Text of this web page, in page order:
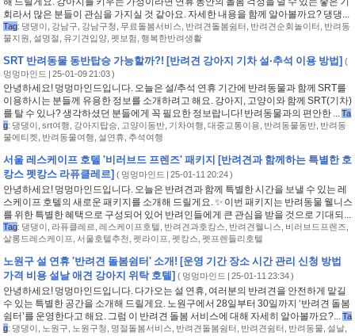
회라서 많은 분들이 관심을 가지실 것 같아요. 자세한 내용을 함께 알아볼까요? 댕댕...
Tag: 댕댕이 강남구 강남구청 무료돌봄서비스 반려견돌봄쉼터 반려견순회놀이터 반려동
물지원 설명절 유기견입양, 펫보험 행복한반려생활
SRT 반려동물 동반탑승 가능할까?! [반려견 강아지 기차 설·추석 이용 방법] (
멍멍마인드 | 25-01-09 21:03 )
안녕하세요! 멍멍마인드입니다. 오늘은 설/추석 연휴 기간에 반려동물과 함께 SRT를
이용하시는 분들께 유용한 정보를 소개하려고 해요. 강아지, 고양이와 함께 SRT(기차)
를 탈 수 있나? 생각하셨던 분들에게 꼭 필요한 정보랍니다! 반려동물과의 편안한 ...Ta
g: 댕댕이 srt여행 강아지탑승 고양이동반, 기차여행 대중교통이용 반려동물동반, 반려동
물에티켓 반려동물여행 설연휴 추석여행
서울 레스케이프 호텔 '비러브드 프렌즈' 패키지 [반려견과 함께하는 특별한 호
캉스 펫캉스 라퓨클레르] ( 멍멍마인드 | 25-01-11 20:24 )
안녕하세요! 멍멍마인드입니다. 오늘은 반려견과 함께 특별한 시간을 보낼 수 있는 레
스케이프 호텔의 새로운 패키지를 소개해 드릴게요. ✨ 이번 패키지는 반려동물 웰니스
를 위한 특별한 혜택으로 구성되어 있어 반려인들에게 큰 관심을 받을 것으로 기대되...
Tag: 댕댕이 라퓨클레르 레스케이프호텔 반려견과호캉스 반려견웰니스 비러브드프렌즈
살롱드레스케이프 서울호텔추천 펫라이프 펫캉스 펫프렌들리호텔
노원구 설 연휴 '반려견 돌봄쉼터' 소개! [운영 기간 장소 시간 관리 신청 방법
가격 비용 설날 애견 강아지 위탁 호텔] ( 멍멍마인드 | 25-01-11 23:34 )
안녕하세요! 멍멍마인드입니다. 다가오는 설 연휴, 여러분의 반려견을 안전하게 맡길
수 있는 특별한 공간을 소개해 드릴게요. 노원구에서 28일부터 30일까지 ‘반려견 돌봄
쉼터’를 운영한다고 해요. 그럼 이 반려견 돌봄 서비스에 대해 자세히 알아볼까요?...Ta
g: 댕댕이 노원구 노원구청 명절돌봄서비스 반려견돌봄쉼터 반려견쉼터 반려동물 설날,